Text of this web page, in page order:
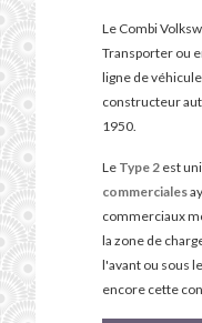
Le Combi
Transporter ou
ligne de
constructeur
1950.
Le Type 2 est
commerciales
commerciaux
la zone de
l'avant ou sous
encore cette